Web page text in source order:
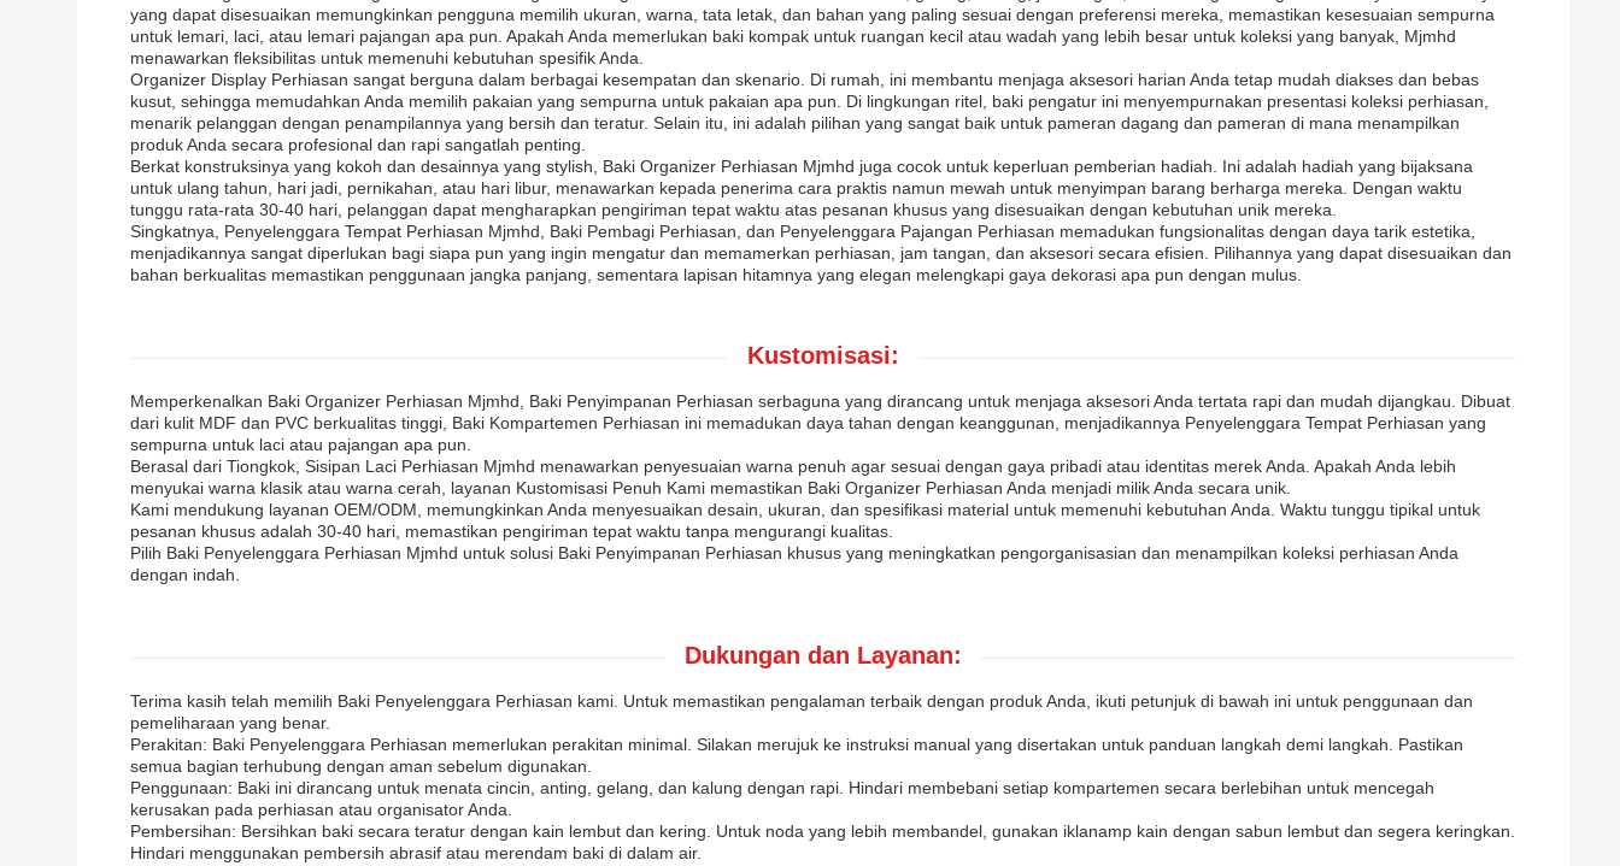
yang dapat disesuaikan memungkinkan pengguna memilih ukuran, warna, tata letak, dan bahan yang paling sesuai dengan preferensi mereka, memastikan kesesuaian sempurna
untuk lemari, laci, atau lemari pajangan apa pun. Apakah Anda memerlukan baki kompak untuk ruangan kecil atau wadah yang lebih besar untuk koleksi yang banyak, Mjmhd
menawarkan fleksibilitas untuk memenuhi kebutuhan spesifik Anda.
Organizer Display Perhiasan sangat berguna dalam berbagai kesempatan dan skenario. Di rumah, ini membantu menjaga aksesori harian Anda tetap mudah diakses dan bebas
kusut, sehingga memudahkan Anda memilih pakaian yang sempurna untuk pakaian apa pun. Di lingkungan ritel, baki pengatur ini menyempurnakan presentasi koleksi perhiasan,
menarik pelanggan dengan penampilannya yang bersih dan teratur. Selain itu, ini adalah pilihan yang sangat baik untuk pameran dagang dan pameran di mana menampilkan
produk Anda secara profesional dan rapi sangatlah penting.
Berkat konstruksinya yang kokoh dan desainnya yang stylish, Baki Organizer Perhiasan Mjmhd juga cocok untuk keperluan pemberian hadiah. Ini adalah hadiah yang bijaksana
untuk ulang tahun, hari jadi, pernikahan, atau hari libur, menawarkan kepada penerima cara praktis namun mewah untuk menyimpan barang berharga mereka. Dengan waktu
tunggu rata-rata 30-40 hari, pelanggan dapat mengharapkan pengiriman tepat waktu atas pesanan khusus yang disesuaikan dengan kebutuhan unik mereka.
Singkatnya, Penyelenggara Tempat Perhiasan Mjmhd, Baki Pembagi Perhiasan, dan Penyelenggara Pajangan Perhiasan memadukan fungsionalitas dengan daya tarik estetika,
menjadikannya sangat diperlukan bagi siapa pun yang ingin mengatur dan memamerkan perhiasan, jam tangan, dan aksesori secara efisien. Pilihannya yang dapat disesuaikan dan
bahan berkualitas memastikan penggunaan jangka panjang, sementara lapisan hitamnya yang elegan melengkapi gaya dekorasi apa pun dengan mulus.
Kustomisasi:
Memperkenalkan Baki Organizer Perhiasan Mjmhd, Baki Penyimpanan Perhiasan serbaguna yang dirancang untuk menjaga aksesori Anda tertata rapi dan mudah dijangkau. Dibuat
dari kulit MDF dan PVC berkualitas tinggi, Baki Kompartemen Perhiasan ini memadukan daya tahan dengan keanggunan, menjadikannya Penyelenggara Tempat Perhiasan yang
sempurna untuk laci atau pajangan apa pun.
Berasal dari Tiongkok, Sisipan Laci Perhiasan Mjmhd menawarkan penyesuaian warna penuh agar sesuai dengan gaya pribadi atau identitas merek Anda. Apakah Anda lebih
menyukai warna klasik atau warna cerah, layanan Kustomisasi Penuh Kami memastikan Baki Organizer Perhiasan Anda menjadi milik Anda secara unik.
Kami mendukung layanan OEM/ODM, memungkinkan Anda menyesuaikan desain, ukuran, dan spesifikasi material untuk memenuhi kebutuhan Anda. Waktu tunggu tipikal untuk
pesanan khusus adalah 30-40 hari, memastikan pengiriman tepat waktu tanpa mengurangi kualitas.
Pilih Baki Penyelenggara Perhiasan Mjmhd untuk solusi Baki Penyimpanan Perhiasan khusus yang meningkatkan pengorganisasian dan menampilkan koleksi perhiasan Anda
dengan indah.
Dukungan dan Layanan:
Terima kasih telah memilih Baki Penyelenggara Perhiasan kami. Untuk memastikan pengalaman terbaik dengan produk Anda, ikuti petunjuk di bawah ini untuk penggunaan dan
pemeliharaan yang benar.
Perakitan: Baki Penyelenggara Perhiasan memerlukan perakitan minimal. Silakan merujuk ke instruksi manual yang disertakan untuk panduan langkah demi langkah. Pastikan
semua bagian terhubung dengan aman sebelum digunakan.
Penggunaan: Baki ini dirancang untuk menata cincin, anting, gelang, dan kalung dengan rapi. Hindari membebani setiap kompartemen secara berlebihan untuk mencegah
kerusakan pada perhiasan atau organisator Anda.
Pembersihan: Bersihkan baki secara teratur dengan kain lembut dan kering. Untuk noda yang lebih membandel, gunakan iklanamp kain dengan sabun lembut dan segera keringkan.
Hindari menggunakan pembersih abrasif atau merendam baki di dalam air.